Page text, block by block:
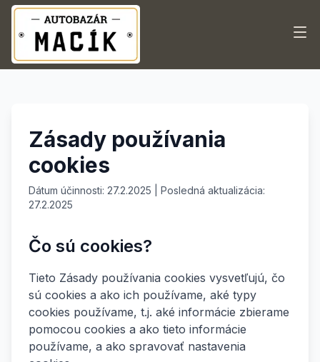
Služby
Kontakt
macikmilan@gmail.com
Zásady používania
cookies
Dátum účinnosti: 27.2.2025 | Posledná aktualizácia:
27.2.2025
Čo sú cookies?
Tieto Zásady používania cookies vysvetľujú, čo
sú cookies a ako ich používame, aké typy
cookies používame, t.j. aké informácie zbierame
pomocou cookies a ako tieto informácie
používame, a ako spravovať nastavenia